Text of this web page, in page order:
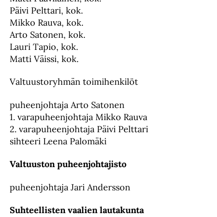
Päivi Pelttari, kok.
Mikko Rauva, kok.
Arto Satonen, kok.
Lauri Tapio, kok.
Matti Väissi, kok.
Valtuustoryhmän toimihenkilöt
puheenjohtaja Arto Satonen
1. varapuheenjohtaja Mikko Rauva
2. varapuheenjohtaja Päivi Pelttari
sihteeri Leena Palomäki
Valtuuston puheenjohtajisto
puheenjohtaja Jari Andersson
Suhteellisten vaalien lautakunta